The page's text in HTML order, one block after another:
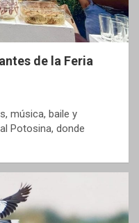
de la Feria
música, baile y
Potosina, donde